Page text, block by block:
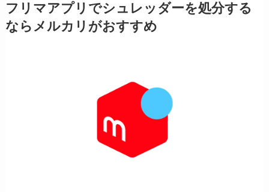
フリマアプリでシュレッダーを処分する
ならメルカリがおすすめ